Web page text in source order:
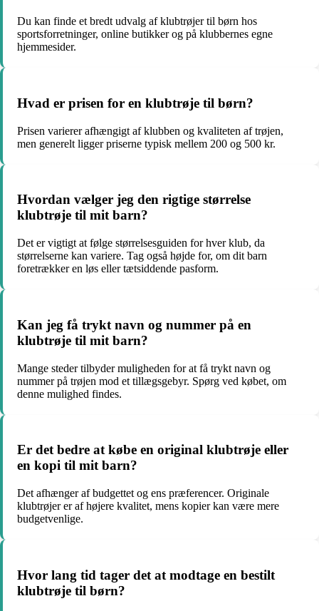
Du kan finde et bredt udvalg af klubtrøjer til børn hos
sportsforretninger, online butikker og på klubbernes egne
hjemmesider.
Hvad er prisen for en klubtrøje til børn?
Prisen varierer afhængigt af klubben og kvaliteten af trøjen,
men generelt ligger priserne typisk mellem 200 og 500 kr.
Hvordan vælger jeg den rigtige størrelse
klubtrøje til mit barn?
Det er vigtigt at følge størrelsesguiden for hver klub, da
størrelserne kan variere. Tag også højde for, om dit barn
foretrækker en løs eller tætsiddende pasform.
Kan jeg få trykt navn og nummer på en
klubtrøje til mit barn?
Mange steder tilbyder muligheden for at få trykt navn og
nummer på trøjen mod et tillægsgebyr. Spørg ved købet, om
denne mulighed findes.
Er det bedre at købe en original klubtrøje eller
en kopi til mit barn?
Det afhænger af budgettet og ens præferencer. Originale
klubtrøjer er af højere kvalitet, mens kopier kan være mere
budgetvenlige.
Hvor lang tid tager det at modtage en bestilt
klubtrøje til børn?